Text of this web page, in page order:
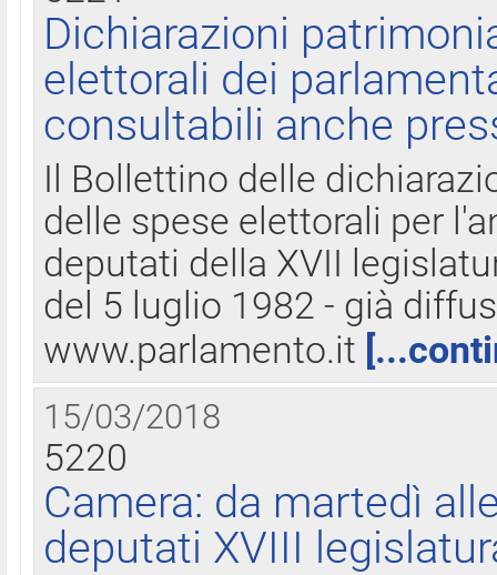
Dichiarazioni
elettorali dei
consultabili anche
Il Bollettino delle
delle spese elettorali per
deputati della XVII
del 5 luglio 1982 - già
www.parlamento.it
15/03/2018
5220
Camera: da martedì
deputati XVIII